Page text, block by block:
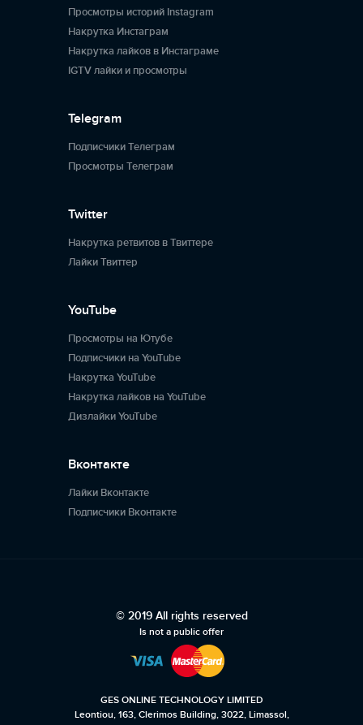
Просмотры историй Instagram
Накрутка Инстаграм
Накрутка лайков в Инстаграме
IGTV лайки и просмотры
Telegram
Подписчики Телеграм
Просмотры Телеграм
Twitter
Накрутка ретвитов в Твиттере
Лайки Твиттер
YouTube
Просмотры на Ютубе
Подписчики на YouTube
Накрутка YouTube
Накрутка лайков на YouTube
Дизлайки YouTube
Вконтакте
Лайки Вконтакте
Подписчики Вконтакте
© 2019 All rights reserved
Is not a public offer
GES ONLINE TECHNOLOGY LIMITED
Leontiou, 163, Clerimos Building, 3022, Limassol,